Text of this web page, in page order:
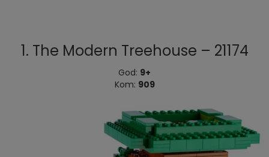
1. The Modern Treehouse – 21174
God: 9+
Kom: 909